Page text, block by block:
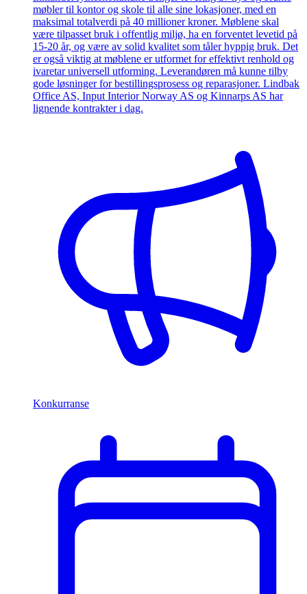
møbler til kontor og skole til alle sine lokasjoner, med en
maksimal totalverdi på 40 millioner kroner. Møblene skal
være tilpasset bruk i offentlig miljø, ha en forventet levetid på
15-20 år, og være av solid kvalitet som tåler hyppig bruk. Det
er også viktig at møblene er utformet for effektivt renhold og
ivaretar universell utforming. Leverandøren må kunne tilby
gode løsninger for bestillingsprosess og reparasjoner. Lindbak
Office AS, Input Interior Norway AS og Kinnarps AS har
lignende kontrakter i dag.
Konkurranse